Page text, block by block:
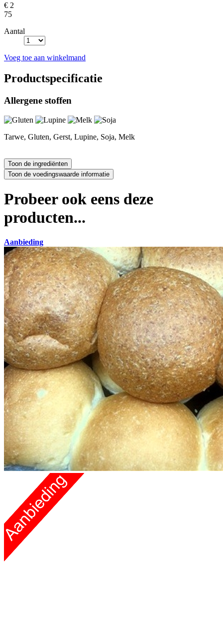
€ 2
75
Aantal
Voeg toe aan winkelmand
Productspecificatie
Allergene stoffen
Tarwe, Gluten, Gerst, Lupine, Soja, Melk
Probeer ook eens deze
producten...
Aanbieding